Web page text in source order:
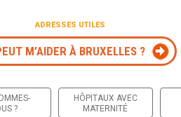
ADRESSES UTILES
M’AIDER À BRUXELLES ?
?
HÔPITAUX AVEC
MATERNITÉ